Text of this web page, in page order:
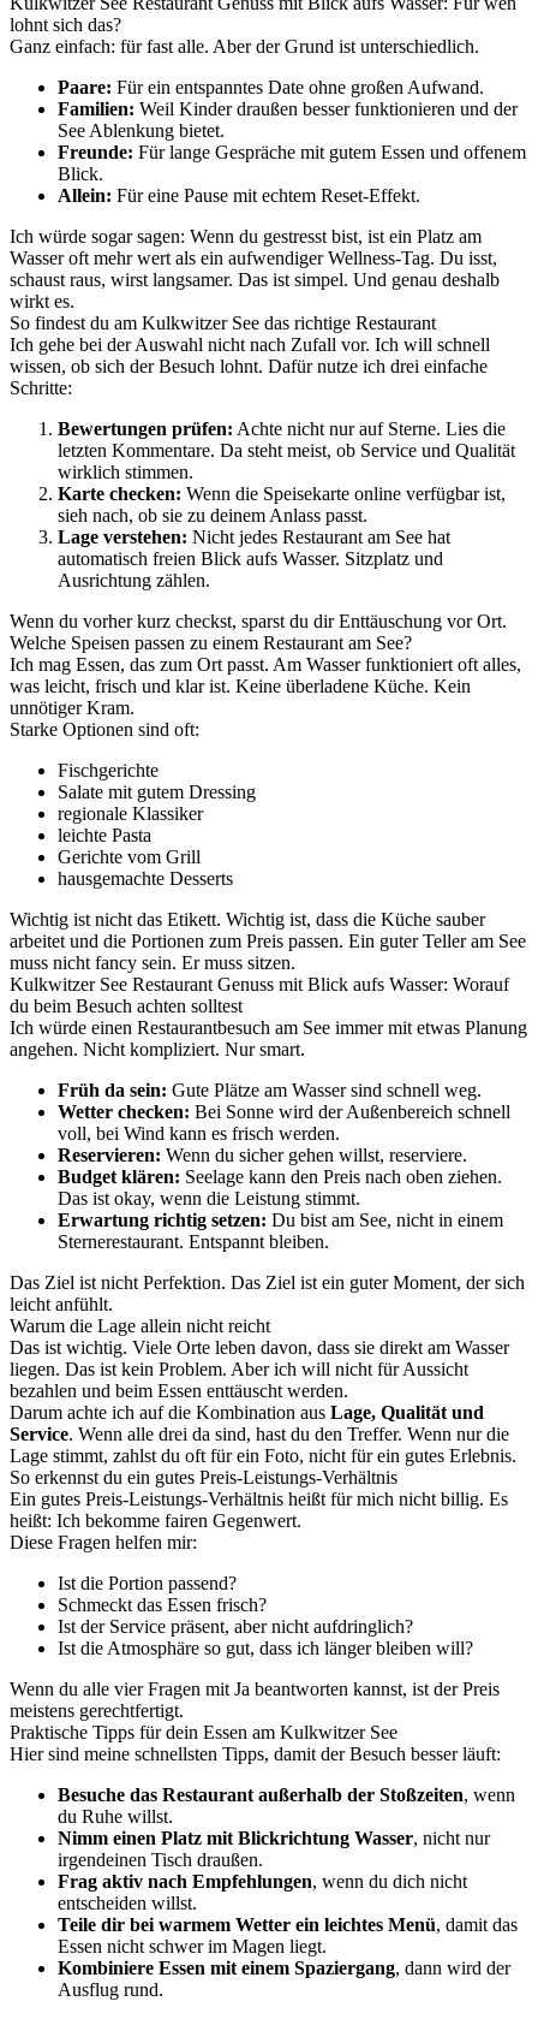
lohnt sich das?
Ganz einfach: für fast alle. Aber der Grund ist unterschiedlich.
Paare: Für ein entspanntes Date ohne großen Aufwand.
Familien: Weil Kinder draußen besser funktionieren und der
See Ablenkung bietet.
Freunde: Für lange Gespräche mit gutem Essen und offenem
Blick.
Allein: Für eine Pause mit echtem Reset-Effekt.
Ich würde sogar sagen: Wenn du gestresst bist, ist ein Platz am
Wasser oft mehr wert als ein aufwendiger Wellness-Tag. Du isst,
schaust raus, wirst langsamer. Das ist simpel. Und genau deshalb
wirkt es.
So findest du am Kulkwitzer See das richtige Restaurant
Ich gehe bei der Auswahl nicht nach Zufall vor. Ich will schnell
wissen, ob sich der Besuch lohnt. Dafür nutze ich drei einfache
Schritte:
Bewertungen prüfen: Achte nicht nur auf Sterne. Lies die
letzten Kommentare. Da steht meist, ob Service und Qualität
wirklich stimmen.
Karte checken: Wenn die Speisekarte online verfügbar ist,
sieh nach, ob sie zu deinem Anlass passt.
Lage verstehen: Nicht jedes Restaurant am See hat
automatisch freien Blick aufs Wasser. Sitzplatz und
Ausrichtung zählen.
Wenn du vorher kurz checkst, sparst du dir Enttäuschung vor Ort.
Welche Speisen passen zu einem Restaurant am See?
Ich mag Essen, das zum Ort passt. Am Wasser funktioniert oft alles,
was leicht, frisch und klar ist. Keine überladene Küche. Kein
unnötiger Kram.
Starke Optionen sind oft:
Fischgerichte
Salate mit gutem Dressing
regionale Klassiker
leichte Pasta
Gerichte vom Grill
hausgemachte Desserts
Wichtig ist nicht das Etikett. Wichtig ist, dass die Küche sauber
arbeitet und die Portionen zum Preis passen. Ein guter Teller am See
muss nicht fancy sein. Er muss sitzen.
Kulkwitzer See Restaurant Genuss mit Blick aufs Wasser: Worauf
du beim Besuch achten solltest
Ich würde einen Restaurantbesuch am See immer mit etwas Planung
angehen. Nicht kompliziert. Nur smart.
Früh da sein: Gute Plätze am Wasser sind schnell weg.
Wetter checken: Bei Sonne wird der Außenbereich schnell
voll, bei Wind kann es frisch werden.
Reservieren: Wenn du sicher gehen willst, reserviere.
Budget klären: Seelage kann den Preis nach oben ziehen.
Das ist okay, wenn die Leistung stimmt.
Erwartung richtig setzen: Du bist am See, nicht in einem
Sternerestaurant. Entspannt bleiben.
Das Ziel ist nicht Perfektion. Das Ziel ist ein guter Moment, der sich
leicht anfühlt.
Warum die Lage allein nicht reicht
Das ist wichtig. Viele Orte leben davon, dass sie direkt am Wasser
liegen. Das ist kein Problem. Aber ich will nicht für Aussicht
bezahlen und beim Essen enttäuscht werden.
Darum achte ich auf die Kombination aus Lage, Qualität und
Service. Wenn alle drei da sind, hast du den Treffer. Wenn nur die
Lage stimmt, zahlst du oft für ein Foto, nicht für ein gutes Erlebnis.
So erkennst du ein gutes Preis-Leistungs-Verhältnis
Ein gutes Preis-Leistungs-Verhältnis heißt für mich nicht billig. Es
heißt: Ich bekomme fairen Gegenwert.
Diese Fragen helfen mir:
Ist die Portion passend?
Schmeckt das Essen frisch?
Ist der Service präsent, aber nicht aufdringlich?
Ist die Atmosphäre so gut, dass ich länger bleiben will?
Wenn du alle vier Fragen mit Ja beantworten kannst, ist der Preis
meistens gerechtfertigt.
Praktische Tipps für dein Essen am Kulkwitzer See
Hier sind meine schnellsten Tipps, damit der Besuch besser läuft:
Besuche das Restaurant außerhalb der Stoßzeiten, wenn
du Ruhe willst.
Nimm einen Platz mit Blickrichtung Wasser, nicht nur
irgendeinen Tisch draußen.
Frag aktiv nach Empfehlungen, wenn du dich nicht
entscheiden willst.
Teile dir bei warmem Wetter ein leichtes Menü, damit das
Essen nicht schwer im Magen liegt.
Kombiniere Essen mit einem Spaziergang, dann wird der
Ausflug rund.